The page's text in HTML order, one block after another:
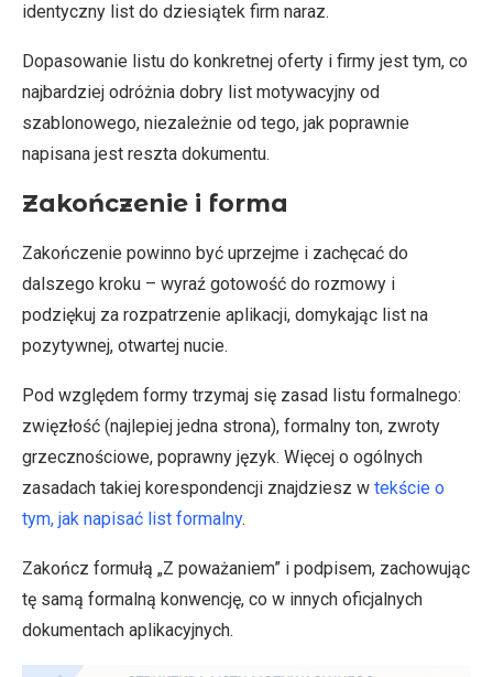
identyczny list do dziesiątek firm naraz.
Dopasowanie listu do konkretnej oferty i firmy jest tym, co
najbardziej odróżnia dobry list motywacyjny od
szablonowego, niezależnie od tego, jak poprawnie
napisana jest reszta dokumentu.
Zakończenie i forma
Zakończenie powinno być uprzejme i zachęcać do
dalszego kroku – wyraź gotowość do rozmowy i
podziękuj za rozpatrzenie aplikacji, domykając list na
pozytywnej, otwartej nucie.
Pod względem formy trzymaj się zasad listu formalnego:
zwięzłość (najlepiej jedna strona), formalny ton, zwroty
grzecznościowe, poprawny język. Więcej o ogólnych
zasadach takiej korespondencji znajdziesz w tekście o
tym, jak napisać list formalny.
Zakończ formułą „Z poważaniem” i podpisem, zachowując
tę samą formalną konwencję, co w innych oficjalnych
dokumentach aplikacyjnych.